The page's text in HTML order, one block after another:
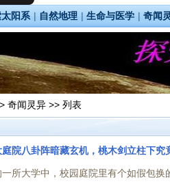
阳系 | 自然地理 | 生命与医学 | 奇闻
奇闻灵异 >> 列表
院八卦阵暗藏玄机，桃木剑立柱下究
所大学中，校园庭院里有个如假包